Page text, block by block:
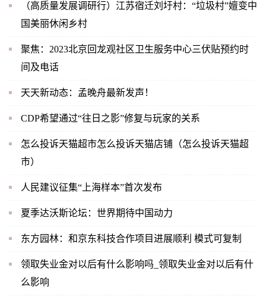
（高质量发展调研行）江苏宿迁刘圩村：“垃圾村”嬗变中
国美丽休闲乡村
聚焦：2023北京回龙观社区卫生服务中心三伏贴预约时
间及电话
天天新动态：孟晚舟最新发声！
CDP希望通过“往日之影”修复与玩家的关系
怎么投诉天猫超市怎么投诉天猫店铺（怎么投诉天猫超
市）
人民建议征集“上海样本”首次发布
夏季达沃斯论坛：世界期待中国动力
东方园林：和京东科技合作项目进展顺利 模式可复制
领取失业金对以后有什么影响吗_领取失业金对以后有什
么影响